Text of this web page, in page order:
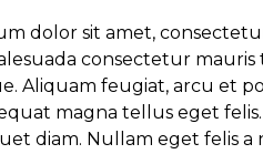
dolor sit amet,
consectetur
Aliquam feugiat, arcu et
magna tellus eget
diam. Nullam eget felis a